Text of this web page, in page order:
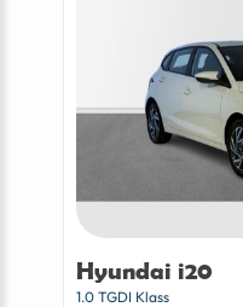
Hyundai i20
1.0 TGDI Klass